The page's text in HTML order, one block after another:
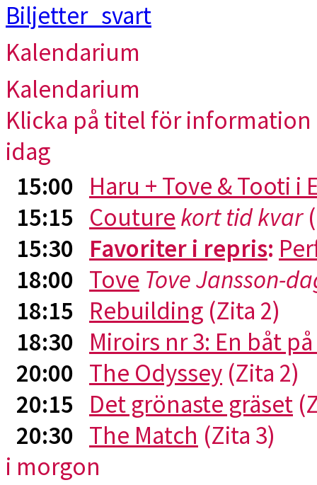
Kalendarium
Kalendarium
Klicka på titel för
idag
15:00 Haru + Tove & Tooti i
15:15 Couture kort tid kvar
15:30 Favoriter i repris:
18:00 Tove Tove Jansson-
18:15 Rebuilding (Zita 2)
18:30 Miroirs nr 3: En båt
20:00 The Odyssey (Zita 2)
20:15 Det grönaste gräset
20:30 The Match (Zita 3)
i morgon